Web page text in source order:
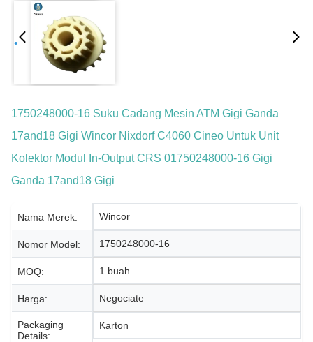
1750248000-16 Suku Cadang Mesin ATM Gigi Ganda
17and18 Gigi Wincor Nixdorf C4060 Cineo Untuk Unit
Kolektor Modul In-Output CRS 01750248000-16 Gigi
Ganda 17and18 Gigi
Nama Merek: Wincor
Nomor Model: 1750248000-16
MOQ: 1 buah
Harga: Negociate
Packaging
Details:
Karton